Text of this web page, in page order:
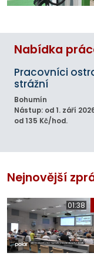
Nabídka
Pracovníci
strážní
Bohumín
Nástup: od 1. září
od 135 Kč/hod.
Nejnovější
01:38